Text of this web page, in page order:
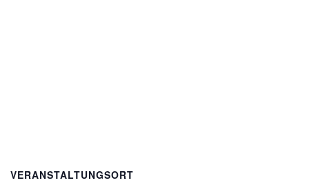
VERANSTALTUNGSORT